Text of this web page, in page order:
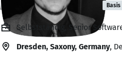
Mircea Ceobanu Basis
Selbstständig, Senior
Dresden, Saxony, Germany,